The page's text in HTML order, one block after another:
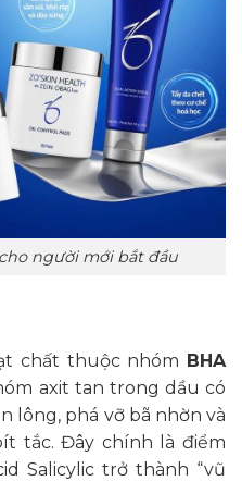
người mới bắt đầu
chất thuộc nhóm BHA
axit tan trong dầu có
lông, phá vỡ bã nhờn và
tắc. Đây chính là điểm
Salicylic trở thành “vũ